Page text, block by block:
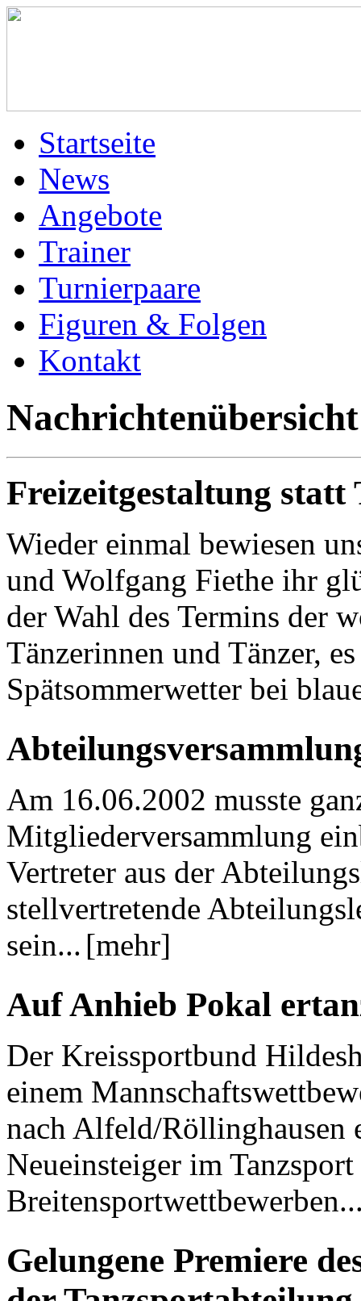
Startseite
News
Angebote
Trainer
Turnierpaare
Figuren & Folgen
Kontakt
Nachrichtenübersicht
Freizeitgestaltung statt
Wieder einmal bewiesen
und Wolfgang Fiethe ihr
der Wahl des Termins der
Tänzerinnen und Tänzer,
Spätsommerwetter bei
Am 16.06.2002 musste
Mitgliederversammlung
Vertreter aus der
stellvertretende
sein... [mehr]
Auf Anhieb Pokal
Der Kreissportbund
einem
nach Alfeld/Röllinghausen
Neueinsteiger im
Gelungene Premiere